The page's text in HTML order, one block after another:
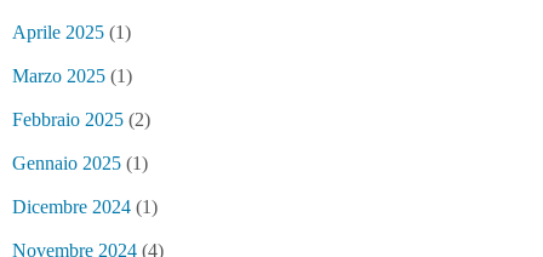
Aprile 2025 (1)
Marzo 2025 (1)
Febbraio 2025 (2)
Gennaio 2025 (1)
Dicembre 2024 (1)
Novembre 2024 (4)